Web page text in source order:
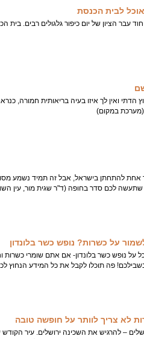
אוכל לבית הכנסת
עבר הציון של יום כיפור גלגולים רבים.
הדתי ואין לך איזו בעיה בריאותית חמורה,
(מערכת במקום)
אחת להתחתן בישראל, אבל זה תמיד נשמע
לכם סדר בחופה (ד"ר שגית מור, עין
על כשרות? נופש כשר בלונדון
על נופש כשר בלונדון- אם אתם שומרי כשרות
פה תוכלו לקבל את כל המידע הנחוץ
לא צריך לוותר על חופשה טובה
– להרגיש את השכינה ירושלים. עיר